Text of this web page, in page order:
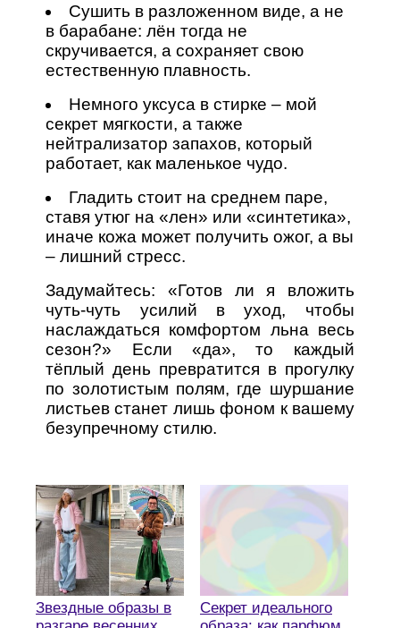
Сушить в разложенном виде, а не
в барабане: лён тогда не
скручивается, а сохраняет свою
естественную плавность.
Немного уксуса в стирке – мой
секрет мягкости, а также
нейтрализатор запахов, который
работает, как маленькое чудо.
Гладить стоит на среднем паре,
ставя утюг на «лен» или «синтетика»,
иначе кожа может получить ожог, а вы
– лишний стресс.
Задумайтесь: «Готов ли я вложить
чуть‑чуть усилий в уход, чтобы
наслаждаться комфортом льна весь
сезон?» Если «да», то каждый
тёплый день превратится в прогулку
по золотистым полям, где шуршание
листьев станет лишь фоном к вашему
безупречному стилю.
Звездные образы в
Секрет идеального